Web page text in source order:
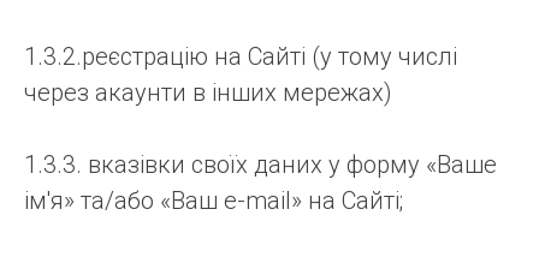
1.3.2.реєстрацію на Сайті (у тому числі
через акаунти в інших мережах)
1.3.3. вказівки своїх даних у форму «Ваше
ім'я» та/або «Ваш e-mail» на Сайті;